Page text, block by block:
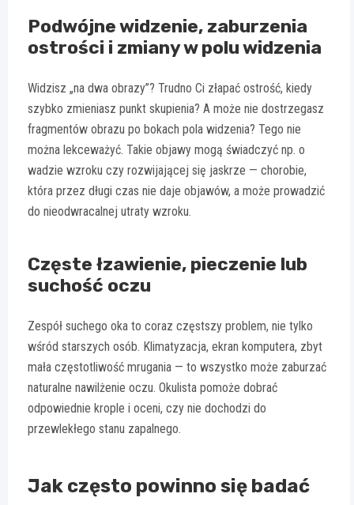
Podwójne widzenie, zaburzenia
ostrości i zmiany w polu widzenia
Widzisz „na dwa obrazy”? Trudno Ci złapać ostrość, kiedy
szybko zmieniasz punkt skupienia? A może nie dostrzegasz
fragmentów obrazu po bokach pola widzenia? Tego nie
można lekceważyć. Takie objawy mogą świadczyć np. o
wadzie wzroku czy rozwijającej się jaskrze — chorobie,
która przez długi czas nie daje objawów, a może prowadzić
do nieodwracalnej utraty wzroku.
Częste łzawienie, pieczenie lub
suchość oczu
Zespół suchego oka to coraz częstszy problem, nie tylko
wśród starszych osób. Klimatyzacja, ekran komputera, zbyt
mała częstotliwość mrugania — to wszystko może zaburzać
naturalne nawilżenie oczu. Okulista pomoże dobrać
odpowiednie krople i oceni, czy nie dochodzi do
przewlekłego stanu zapalnego.
Jak często powinno się badać